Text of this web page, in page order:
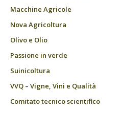
Macchine Agricole
Nova Agricoltura
Olivo e Olio
Passione in verde
Suinicoltura
VVQ – Vigne, Vini e Qualità
Comitato tecnico scientifico